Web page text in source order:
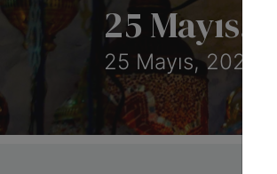
25 Mayıs,
25 Mayıs, 2025